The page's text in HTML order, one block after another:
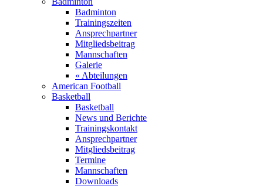
Badminton
Trainingszeiten
Ansprechpartner
Mitgliedsbeitrag
Mannschaften
Galerie
« Abteilungen
American Football
Basketball
Basketball
News und Berichte
Trainingskontakt
Ansprechpartner
Mitgliedsbeitrag
Termine
Mannschaften
Downloads